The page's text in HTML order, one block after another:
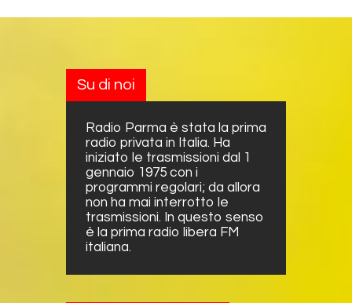
Su di noi
Radio Parma è stata la prima
radio privata in Italia. Ha
iniziato le trasmissioni dal 1
gennaio 1975 con i
programmi regolari; da allora
non ha mai interrotto le
trasmissioni. In questo senso
è la prima radio libera FM
italiana.